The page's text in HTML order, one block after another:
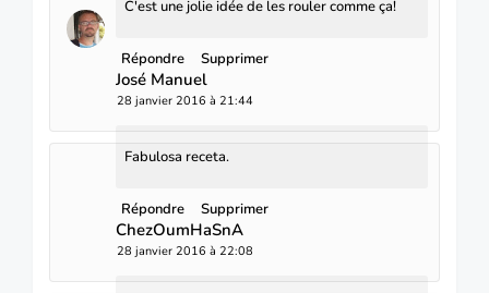
C'est une jolie idée de les rouler comme ça!
Répondre Supprimer
José Manuel
28 janvier 2016 à 21:44
Fabulosa receta.
Répondre Supprimer
ChezOumHaSnA
28 janvier 2016 à 22:08